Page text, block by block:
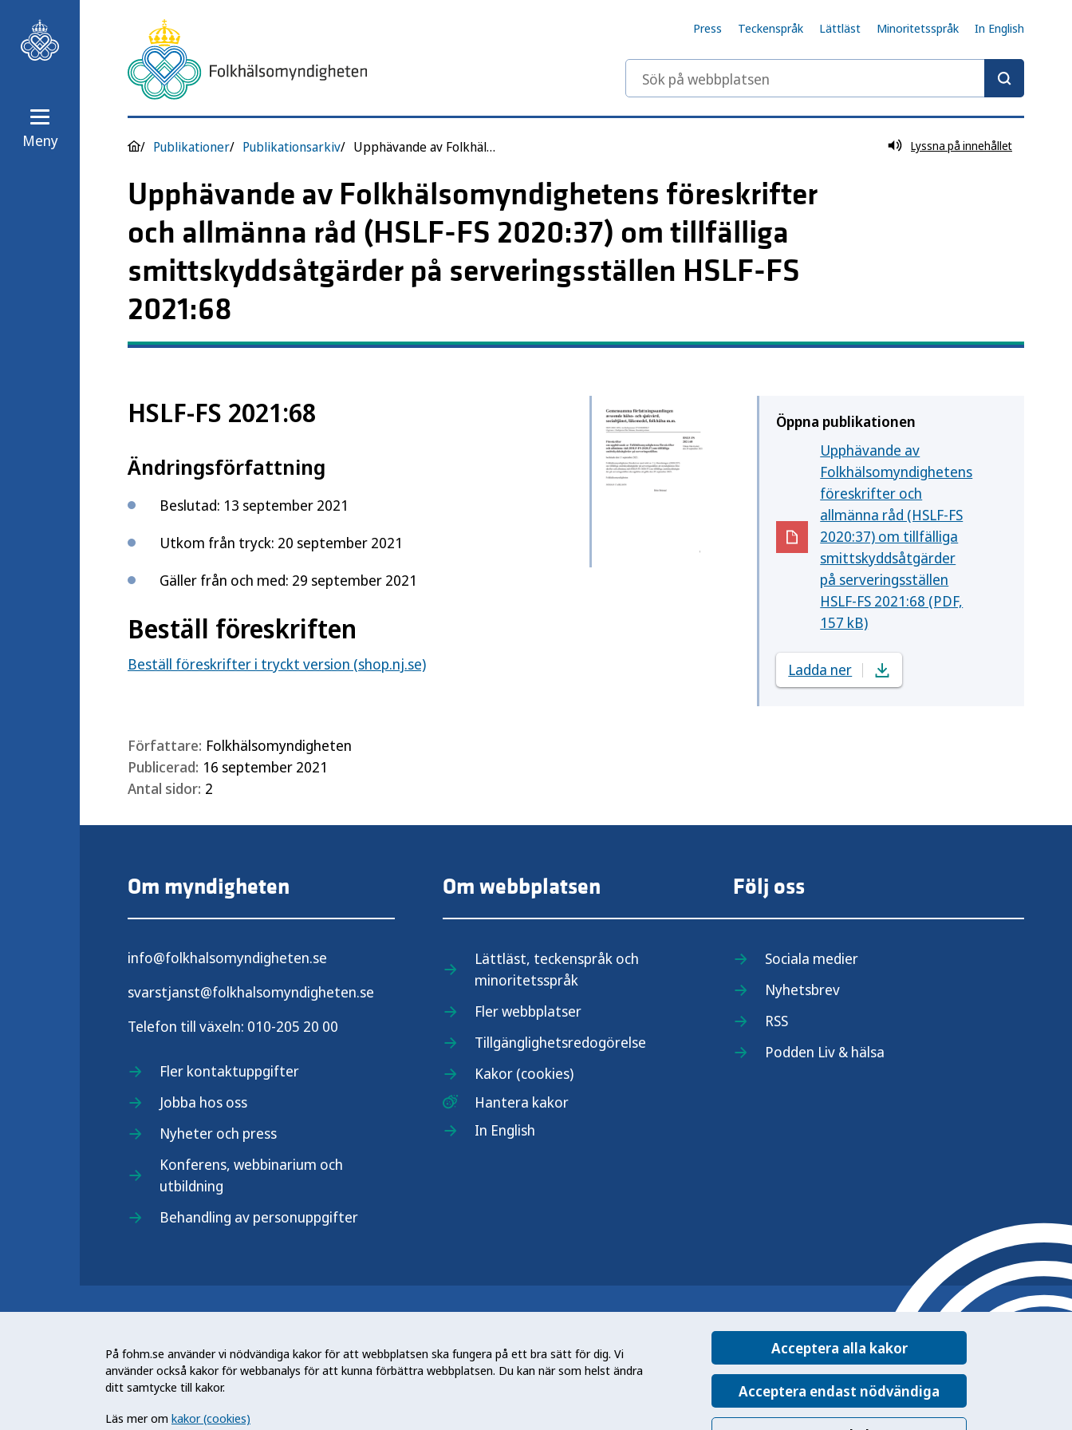
På fohm.se använder vi nödvändiga kakor för att webbplatsen ska fungera på ett bra sätt för dig. Vi
använder också kakor för webbanalys för att kunna förbättra webbplatsen. Du kan när som helst ändra
ditt samtycke till kakor.
Läs mer om kakor (cookies)
Acceptera alla kakor
Acceptera endast nödvändiga
Meny
Press Teckenspråk Lättläst Minoritetsspråk In English
Sök på webbplatsen
Publikationer Publikationsarkiv Upphävande av Folkhälsomyndighetens föreskrifter och allmänna råd (HSLF-FS 2020:37) om tillfälliga smittskyddsåtgärder på serveringsställen HSLF-FS 2021:68 Lyssna på innehållet
Upphävande av Folkhälsomyndighetens föreskrifter
och allmänna råd (HSLF-FS 2020:37) om tillfälliga
smittskyddsåtgärder på serveringsställen HSLF-FS
2021:68
HSLF-FS 2021:68
Ändringsförfattning
Beslutad: 13 september 2021
Utkom från tryck: 20 september 2021
Gäller från och med: 29 september 2021
Beställ föreskriften
Beställ föreskrifter i tryckt version (shop.nj.se)
Författare: Folkhälsomyndigheten
Publicerad: 16 september 2021
Antal sidor: 2
Öppna publikationen
Upphävande av
Folkhälsomyndighetens
föreskrifter och
allmänna råd (HSLF-FS
2020:37) om tillfälliga
smittskyddsåtgärder
på serveringsställen
HSLF-FS 2021:68 (PDF,
157 kB)
(Öppnas i nytt fönster)
Ladda ner
Om myndigheten
info@folkhalsomyndigheten.se
svarstjanst@folkhalsomyndigheten.se
Telefon till växeln: 010-205 20 00
Fler kontaktuppgifter
Jobba hos oss
Nyheter och press
Konferens, webbinarium och
utbildning
Behandling av personuppgifter
Om webbplatsen
Lättläst, teckenspråk och
minoritetsspråk
Fler webbplatser
Tillgänglighetsredogörelse
Kakor (cookies)
Hantera kakor
In English
Följ oss
Sociala medier
Nyhetsbrev
RSS
Podden Liv & hälsa
arbetar för en bättre folkhälsa. Det gör myndigheten genom att utveckla
och stödja samhällets arbete med att främja hälsa, förebygga ohälsa och
skydda mot hälsohot. Vår vision är en folkhälsa som stärker samhällets